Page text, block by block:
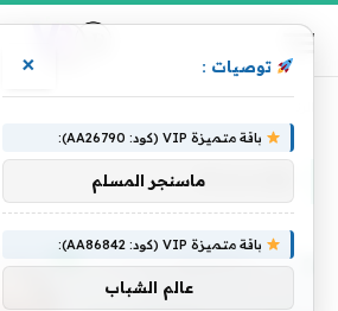
مؤسسته
توصيات : ×
باقة متميزة VIP (كود: AA26790):
ماسنجر المسلم
باقة متميزة VIP (كود: AA86842):
عالم الشباب